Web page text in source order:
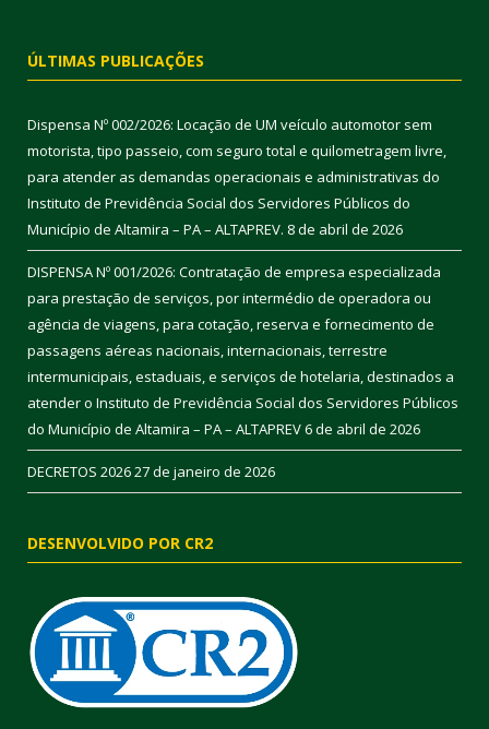
ÚLTIMAS PUBLICAÇÕES
Dispensa Nº 002/2026: Locação de UM veículo automotor sem
motorista, tipo passeio, com seguro total e quilometragem livre,
para atender as demandas operacionais e administrativas do
Instituto de Previdência Social dos Servidores Públicos do
Município de Altamira – PA – ALTAPREV. 8 de abril de 2026
DISPENSA Nº 001/2026: Contratação de empresa especializada
para prestação de serviços, por intermédio de operadora ou
agência de viagens, para cotação, reserva e fornecimento de
passagens aéreas nacionais, internacionais, terrestre
intermunicipais, estaduais, e serviços de hotelaria, destinados a
atender o Instituto de Previdência Social dos Servidores Públicos
do Município de Altamira – PA – ALTAPREV6 de abril de 2026
DECRETOS 202627 de janeiro de 2026
DESENVOLVIDO POR CR2